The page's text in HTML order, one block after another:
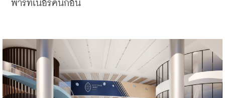
พาร์ทเนอร์คนก่อน